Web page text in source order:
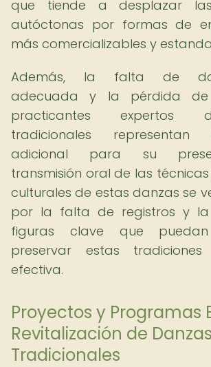
que tiende a desplazar las
autóctonas por formas de
más comercializables y
Además, la falta de
adecuada y la pérdida
practicantes expertos
tradicionales
adicional para su
transmisión oral de las
culturales de estas danzas se
por la falta de registros y la
figuras clave que
preservar estas
efectiva.
Proyectos y Programas
Revitalización de Danzas
Tradicionales